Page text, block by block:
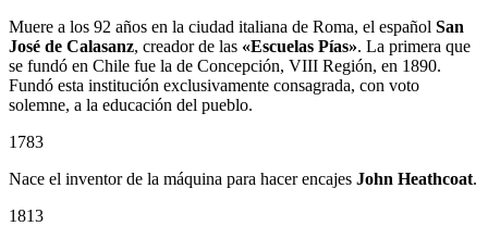
Muere a los 92 años en la ciudad italiana de Roma, el español San
José de Calasanz, creador de las «Escuelas Pías». La primera que
se fundó en Chile fue la de Concepción, VIII Región, en 1890.
Fundó esta institución exclusivamente consagrada, con voto
solemne, a la educación del pueblo.
1783
Nace el inventor de la máquina para hacer encajes John Heathcoat.
1813